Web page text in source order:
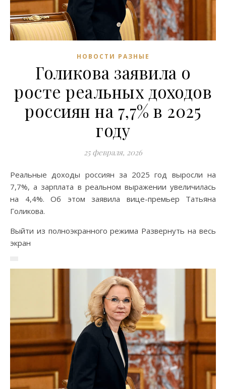
НОВОСТИ РАЗНЫЕ
Голикова заявила о
росте реальных доходов
россиян на 7,7% в 2025
году
25 февраля, 2026
Реальные доходы россиян за 2025 год выросли на
7,7%, а зарплата в реальном выражении увеличилась
на 4,4%. Об этом заявила вице-премьер Татьяна
Голикова.
Выйти из полноэкранного режима Развернуть на весь
экран